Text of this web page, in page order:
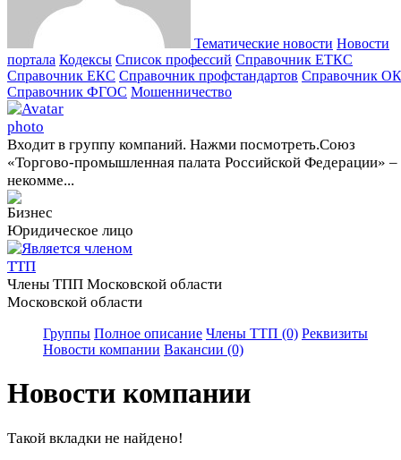
Тематические новости Новости
портала Кодексы Cписок профессий Справочник ЕТКС
Справочник ЕКС Справочник профстандартов Справочник
Справочник ФГОС Мошенничество
Входит в группу компаний. Нажми посмотреть.Союз
«Торгово-промышленная палата Российской Федерации» –
некомме...
Юридическое лицо
Члены ТПП Московской области
Московской области
Группы Полное описание Члены ТТП (0) Реквизиты
Новости компании Вакансии (0)
Новости компании
Такой вкладки не найдено!